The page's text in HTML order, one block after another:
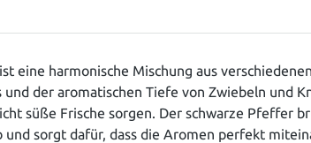
ist eine harmonische Mischung aus
und der aromatischen Tiefe von Zwiebeln und
süße Frische sorgen. Der schwarze Pfeffer
und sorgt dafür, dass die Aromen perfekt